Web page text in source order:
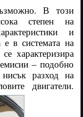
В този
степен на
и
е в системата на
характеризира
– подобно
разход на
двигатели.